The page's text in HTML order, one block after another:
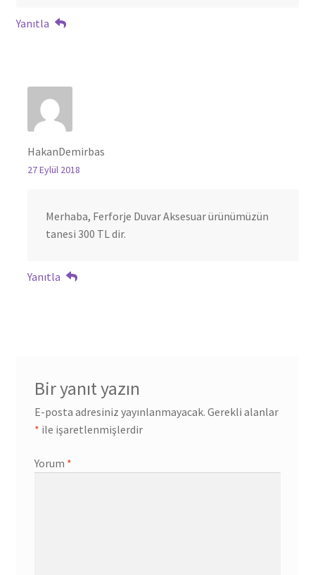
Yanıtla
HakanDemirbas
27 Eylül 2018
Merhaba, Ferforje Duvar Aksesuar ürünümüzün
tanesi 300 TL dir.
Yanıtla
Bir yanıt yazın
E-posta adresiniz yayınlanmayacak. Gerekli alanlar
* ile işaretlenmişlerdir
Yorum *